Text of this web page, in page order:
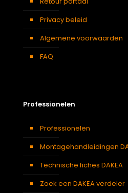
Privacy beleid
Algemene voorwaarden
FAQ
Professionelen
Professionelen
Montagehandleidingen
Technische fiches DAKEA
Zoek een DAKEA verdeler